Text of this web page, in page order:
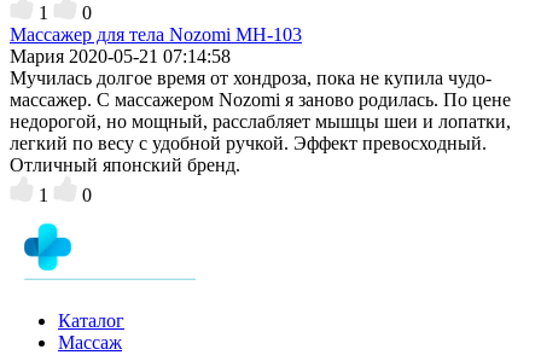
1
0
Массажер для тела Nozomi MH-103
Мария 2020-05-21 07:14:58
Мучилась долгое время от хондроза, пока не купила чудо-
массажер. С массажером Nozomi я заново родилась. По цене
недорогой, но мощный, расслабляет мышцы шеи и лопатки,
легкий по весу с удобной ручкой. Эффект превосходный.
Отличный японский бренд.
1
0
Каталог
Массаж